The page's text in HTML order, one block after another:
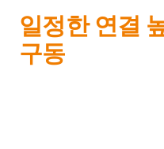
일정한 연결
구동